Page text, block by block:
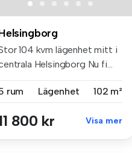
104 kvm lägenhet mitt i
Helsingborg Nu fi...
rum Lägenhet 102 m²
800 kr Visa mer